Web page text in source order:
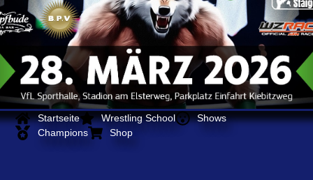
Startseite Wrestling School
Shows
Champions
Shop